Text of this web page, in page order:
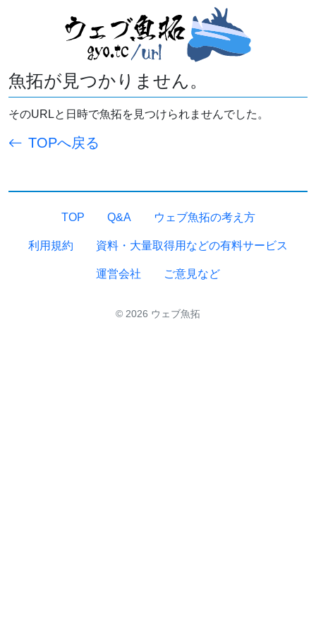
魚拓が見つかりません。
そのURLと日時で魚拓を見つけられませんでした。
TOPへ戻る
TOP Q&A ウェブ魚拓の考え方
利用規約 資料・大量取得用などの有料サービス
運営会社 ご意見など
© 2026 ウェブ魚拓